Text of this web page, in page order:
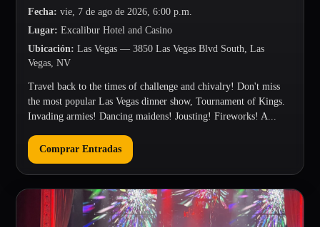
Fecha: vie, 7 de ago de 2026, 6:00 p.m.
Lugar: Excalibur Hotel and Casino
Ubicación: Las Vegas — 3850 Las Vegas Blvd South, Las
Vegas, NV
Travel back to the times of challenge and chivalry! Don't miss
the most popular Las Vegas dinner show, Tournament of Kings.
Invading armies! Dancing maidens! Jousting! Fireworks! A...
Comprar Entradas